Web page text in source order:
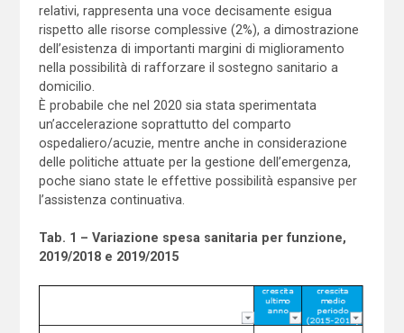
relativi, rappresenta una voce decisamente esigua
rispetto alle risorse complessive (2%), a dimostrazione
dell’esistenza di importanti margini di miglioramento
nella possibilità di rafforzare il sostegno sanitario a
domicilio.
È probabile che nel 2020 sia stata sperimentata
un’accelerazione soprattutto del comparto
ospedaliero/acuzie, mentre anche in considerazione
delle politiche attuate per la gestione dell’emergenza,
poche siano state le effettive possibilità espansive per
l’assistenza continuativa.
Tab. 1 – Variazione spesa sanitaria per funzione,
2019/2018 e 2019/2015